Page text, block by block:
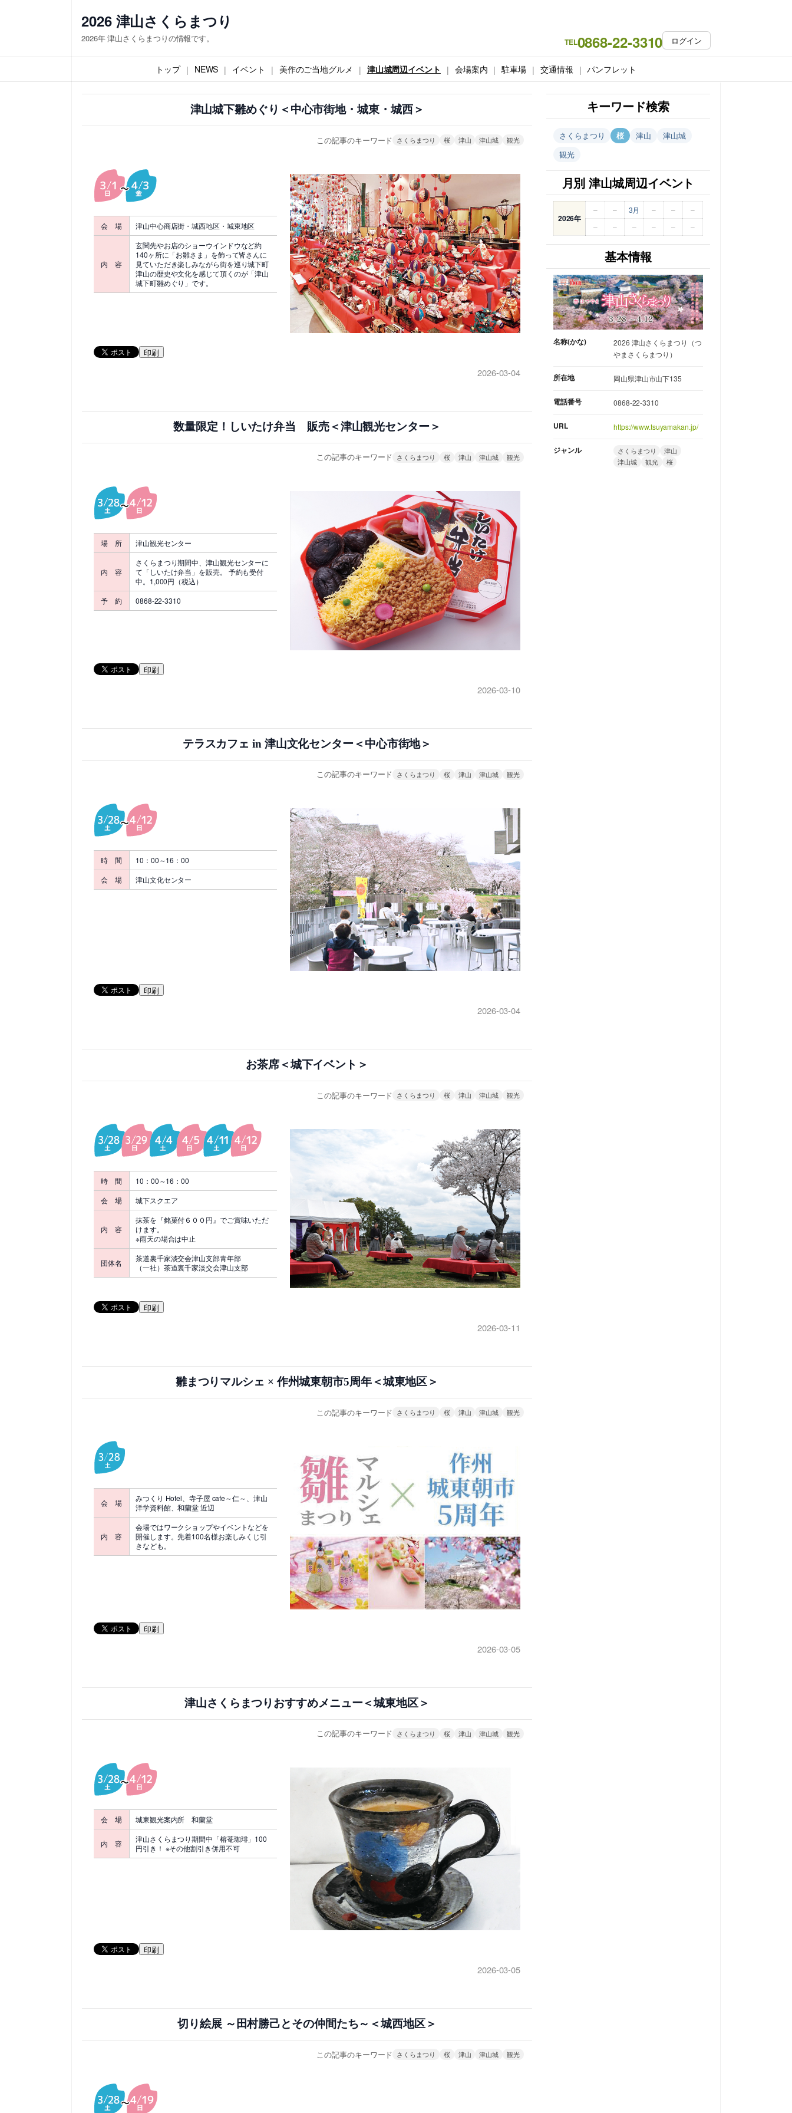
ス
キ
2026 津山さくらまつり
2026年 津山さくらまつりの情報です。 TEL0868-22-3310 ログイン
トップ NEWS イベント 美作のご当地グルメ 津山城周辺イベント 会場案内 駐車場 交通情報 パンフレット
津山城下雛めぐり＜中心市街地・城東・城西＞
この記事のキーワード さくらまつり 桜 津山 津山城 観光
会 場 津山中心商店街・城西地区・城東地区
内 容
玄関先やお店のショーウインドウなど約
140ヶ所に「お雛さま」を飾って皆さんに
見ていただき楽しみながら街を巡り城下町
津山の歴史や文化を感じて頂くのが「津山
城下町雛めぐり」です。
印刷
2026-03-04
数量限定！しいたけ弁当 販売＜津山観光センター＞
この記事のキーワード さくらまつり 桜 津山 津山城 観光
場 所 津山観光センター
内 容
さくらまつり期間中、津山観光センターに
て「しいたけ弁当」を販売。 予約も受付
中。1,000円（税込）
予 約
0868-22-3310
印刷
2026-03-10
テラスカフェ in 津山文化センター＜中心市街地＞
この記事のキーワード さくらまつり 桜 津山 津山城 観光
時 間
10：00～16：00
会 場
津山文化センター
印刷
2026-03-04
お茶席＜城下イベント＞
この記事のキーワード さくらまつり 桜 津山 津山城 観光
時 間
10：00～16：00
会 場
城下スクエア
内 容
抹茶を『銘菓付６００円』でご賞味いただ
けます。
※雨天の場合は中止
団体名
茶道裏千家淡交会津山支部青年部
（一社）茶道裏千家淡交会津山支部
印刷
2026-03-11
雛まつりマルシェ × 作州城東朝市5周年＜城東地区＞
この記事のキーワード さくらまつり 桜 津山 津山城 観光
会 場
みつくり Hotel、寺子屋 cafe～仁～、津山
洋学資料館、和蘭堂 近辺
内 容
会場ではワークショップやイベントなどを
開催します。先着100名様お楽しみくじ引
きなども。
印刷
2026-03-05
津山さくらまつりおすすめメニュー＜城東地区＞
この記事のキーワード さくらまつり 桜 津山 津山城 観光
会 場 城東観光案内所 和蘭堂
内 容
津山さくらまつり期間中「榕菴珈琲」100
円引き！ ※その他割引き併用不可
印刷
2026-03-05
切り絵展 ～田村勝己とその仲間たち～＜城西地区＞
この記事のキーワード さくらまつり 桜 津山 津山城 観光
キーワード検索
さくらまつり 桜 津山
津山城
観光
月別 津山城周辺イベント
2026年
– – 3月 – –
–
–
– – – – –
基本情報
名称(かな)
2026 津山さくらまつり（つ
やまさくらまつり）
所在地 岡山県津山市山下135
電話番号 0868-22-3310
URL https://www.tsuyamakan.jp/
ジャンル さくらまつり
津山
津山城
観光 桜